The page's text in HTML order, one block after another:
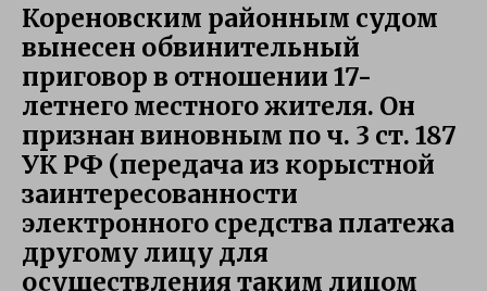
Кореновским районным судом
вынесен обвинительный
приговор в отношении 17-
летнего местного жителя. Он
признан виновным по ч. 3 ст. 187
УК РФ (передача из корыстной
заинтересованности
электронного средства платежа
другому лицу для
осуществления таким лицом